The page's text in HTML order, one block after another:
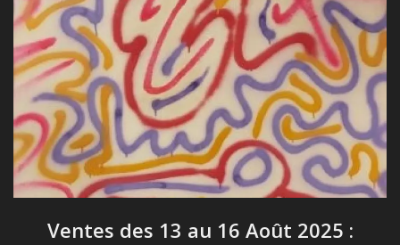
Ventes des 13 au 16 Août 2025 :